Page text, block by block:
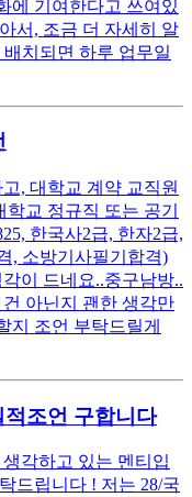
에 기여한다고 쓰여있
서, 조금 더 자세히 알
치되면 하루 업무일
, 대학교 계약 교직원
교 정규직 또는 공기
한국사2급, 한자2급,
, 소방기사필기합격)
이 드네요..중구남방..
아닌지 괜한 생각만
지 조언 부탁드릴게
조언 구합니다
각하고 있는 멘티입
드립니다 ! 저는 28/국